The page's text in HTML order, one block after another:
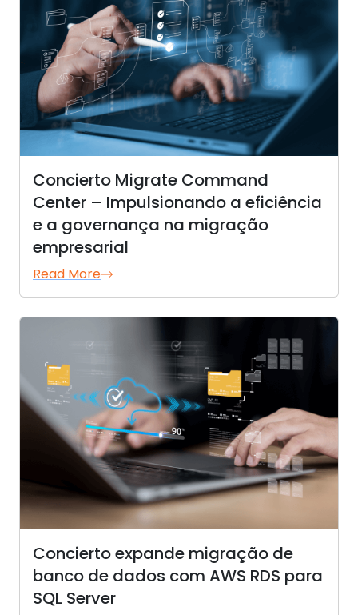
Concierto Migrate Command
Center – Impulsionando a eficiência
e a governança na migração
empresarial
Read More
Concierto expande migração de
banco de dados com AWS RDS para
SQL Server